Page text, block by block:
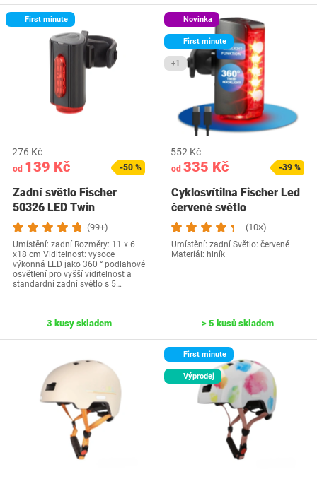
First minute
od 139 Kč
276 Kč
-50 %
Zadní světlo Fischer
50326 LED Twin
(99+)
Umístění: zadní Rozměry: 11 x 6
x18 cm Viditelnost: vysoce
výkonná LED jako 360 ° podlahové
osvětlení pro vyšší viditelnost a
standardní zadní světlo s 5…
3 kusy skladem
Novinka
First minute
+1
od 335 Kč
552 Kč
-39 %
Cyklosvítilna Fischer Led
červené světlo
(10×)
Umístění: zadní Světlo: červené
Materiál: hlník
> 5 kusů skladem
First minute
Výprodej